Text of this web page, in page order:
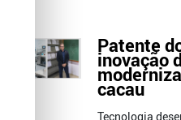
Patente
inovação
cacau
Tecnologia